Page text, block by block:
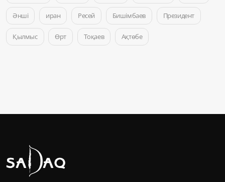
Әнші иран Ресей Бишімбаев Президент
Қылмыс Өрт Тоқаев Ақтөбе